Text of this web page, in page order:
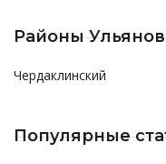
Районы
Чердаклинский
Популярные